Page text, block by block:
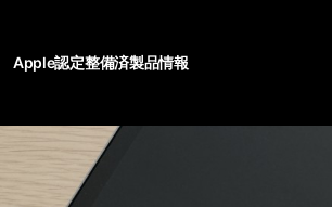
Apple認定整備済製品情報